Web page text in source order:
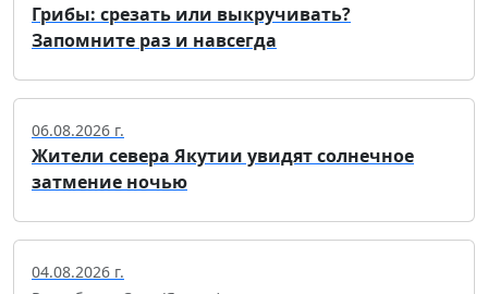
Грибы: срезать или выкручивать?
Запомните раз и навсегда
06.08.2026 г.
Жители севера Якутии увидят солнечное
затмение ночью
04.08.2026 г.